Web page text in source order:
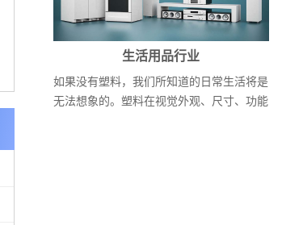
生活用品行业
如果没有塑料，我们所知道的日常生活将是
无法想象的。塑料在视觉外观、尺寸、功能